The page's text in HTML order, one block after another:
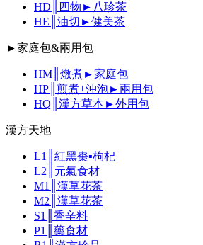
HD║四物►八珍茶
HE║油切►健美茶
►家庭包&兩用包
HM║燉煮►家庭包
HP║煎煮+沖泡►兩用包
HQ║漢方草本►外用包
漢方天地
L1║紅黑棗▪枸杞
L2║元氣食材
M1║漢草花茶
M2║漢草花茶
S1║香辛料
P1║藥食材